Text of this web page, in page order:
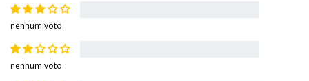
nenhum voto
nenhum voto